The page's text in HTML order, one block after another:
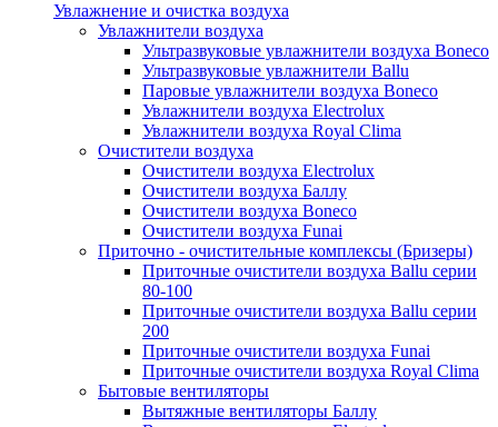
Увлажнение и очистка воздуха
Увлажнители воздуха
Ультразвуковые увлажнители воздуха Boneco
Ультразвуковые увлажнители Ballu
Паровые увлажнители воздуха Boneco
Увлажнители воздуха Electrolux
Увлажнители воздуха Royal Clima
Очистители воздуха
Очистители воздуха Electrolux
Очистители воздуха Баллу
Очистители воздуха Boneco
Очистители воздуха Funai
Приточно - очистительные комплексы (Бризеры)
Приточные очистители воздуха Ballu серии
80-100
Приточные очистители воздуха Ballu серии
200
Приточные очистители воздуха Funai
Приточные очистители воздуха Royal Clima
Бытовые вентиляторы
Вытяжные вентиляторы Баллу